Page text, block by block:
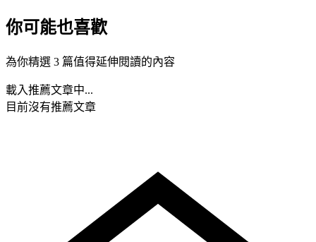
你可能也喜歡
為你精選 3 篇值得延伸閱讀的內容
載入推薦文章中...
目前沒有推薦文章